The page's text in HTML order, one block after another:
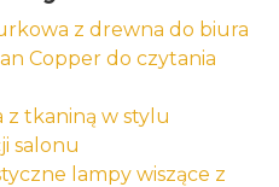
z drewna do biura
Copper do czytania
z tkaniną w stylu
salonu
lampy wiszące z